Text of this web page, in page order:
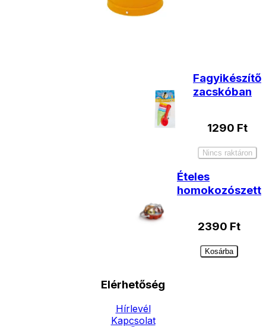
Kiegészítő
Fagyikészítő
zacskóban
1290 Ft
Nincs raktáron
Ételes
homokozószett
2390 Ft
Kosárba
Elérhetőség
Hírlevél
Kapcsolat